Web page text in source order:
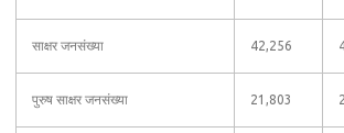
साक्षर जनसंख्या 42,256
पुरुष साक्षर जनसंख्या 21,803